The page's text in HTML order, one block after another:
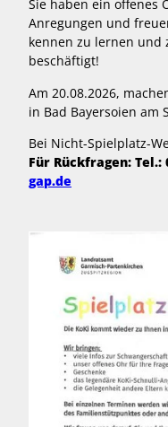
Sie haben ein offenes
Anregungen und
kennen zu lernen und
beschäftigt!
Am 20.08.2026,
in Bad Bayersoien am
Bei Nicht-Spielplatz-
Für Rückfragen: Tel.:
gap.de